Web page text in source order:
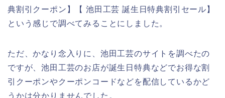
典割引クーポン】【 池田工芸 誕生日特典割引セール】
という感じで調べてみることにしました。
ただ、かなり念入りに、池田工芸のサイトを調べたの
ですが、池田工芸のお店が誕生日特典などでお得な割
引クーポンやクーポンコードなどを配信しているかど
うかは分かりませんでした。